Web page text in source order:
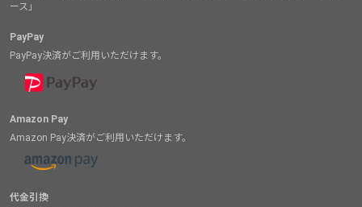
ース」
PayPay
PayPay決済がご利用いただけます。
Amazon Pay
Amazon Pay決済がご利用いただけます。
代金引換